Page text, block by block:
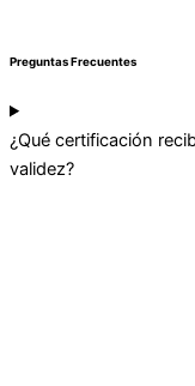
Preguntas Frecuentes
¿Qué certificación
validez?